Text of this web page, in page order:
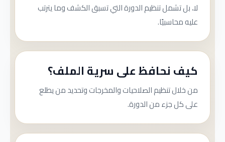
لا، بل تشمل تنظيم الدورة التي تسبق الكشف وما يترتب
عليه محاسبيًا.
كيف نحافظ على سرية الملف؟
من خلال تنظيم الصلاحيات والمخرجات وتحديد من يطلع
على كل جزء من الدورة.